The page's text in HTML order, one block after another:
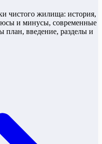
чистого жилища: история,
и минусы, современные
введение, разделы и